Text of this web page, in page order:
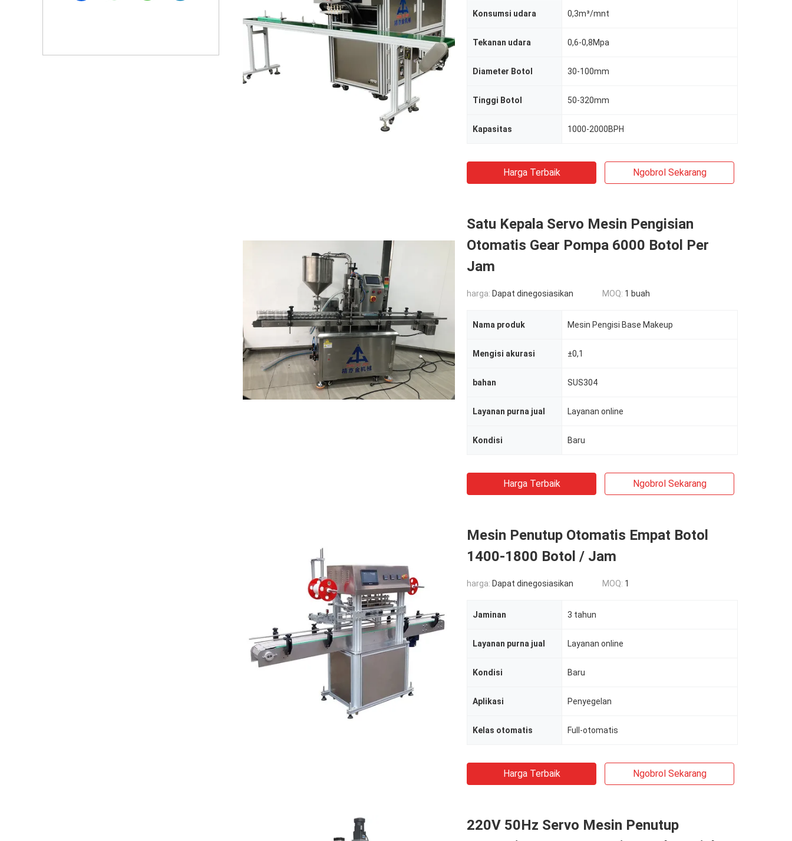
Konsumsi udara 0,3m³/mnt
Tekanan udara 0,6-0,8Mpa
Diameter Botol 30-100mm
Tinggi Botol 50-320mm
Kapasitas 1000-2000BPH
Harga Terbaik Ngobrol Sekarang
Satu Kepala Servo Mesin Pengisian
Otomatis Gear Pompa 6000 Botol Per
Jam
harga: Dapat dinegosiasikan MOQ: 1 buah
Nama produk Mesin Pengisi Base Makeup
Mengisi akurasi ±0,1
bahan SUS304
Layanan purna jual Layanan online
Kondisi Baru
Harga Terbaik Ngobrol Sekarang
Mesin Penutup Otomatis Empat Botol
1400-1800 Botol / Jam
harga: Dapat dinegosiasikan MOQ: 1
Jaminan 3 tahun
Layanan purna jual Layanan online
Kondisi Baru
Aplikasi Penyegelan
Kelas otomatis Full-otomatis
Harga Terbaik Ngobrol Sekarang
220V 50Hz Servo Mesin Penutup